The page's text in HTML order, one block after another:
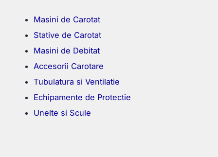
Masini de Carotat
Stative de Carotat
Masini de Debitat
Accesorii Carotare
Tubulatura si Ventilatie
Echipamente de Protectie
Unelte si Scule